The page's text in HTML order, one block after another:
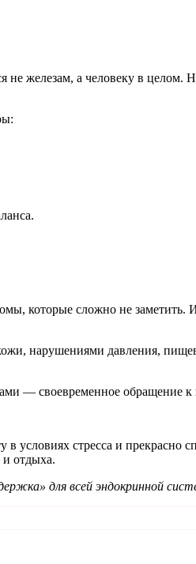
не железам, а человеку в
которые сложно не заметить.
нарушениями давления,
— своевременное обращение к
стресса и прекрасно
и отдыха.
для всей эндокринной